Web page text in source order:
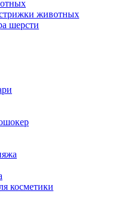
животных
шерсти
косметики